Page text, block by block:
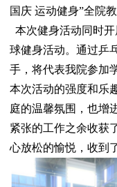
国庆 运动健身”全院
本次健身活动同时
球健身活动。通过乒
手，将代表我院参加
本次活动的强度和乐
庭的温馨氛围， 也增
紧张的工作之余收获
心放松的愉悦，收到